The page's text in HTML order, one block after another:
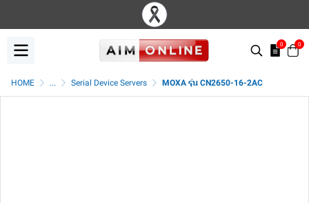
0 0
HOME ... Serial Device Servers MOXA รุ่น CN2650-16-2AC